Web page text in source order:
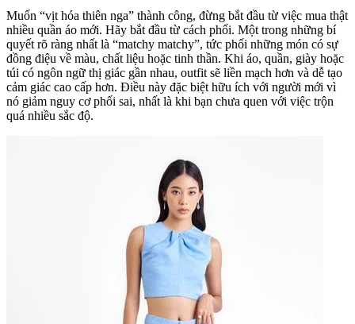
Muốn “vịt hóa thiên nga” thành công, đừng bắt đầu từ việc mua thật
nhiều quần áo mới. Hãy bắt đầu từ cách phối. Một trong những bí
quyết rõ ràng nhất là “matchy matchy”, tức phối những món có sự
đồng điệu về màu, chất liệu hoặc tinh thần. Khi áo, quần, giày hoặc
túi có ngôn ngữ thị giác gần nhau, outfit sẽ liền mạch hơn và dễ tạo
cảm giác cao cấp hơn. Điều này đặc biệt hữu ích với người mới vì
nó giảm nguy cơ phối sai, nhất là khi bạn chưa quen với việc trộn
quá nhiều sắc độ.